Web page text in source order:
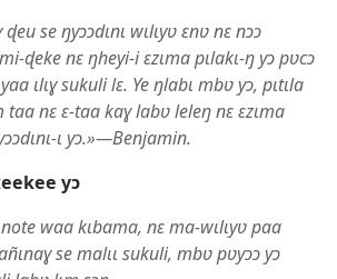
ɖeu se ŋyɔɔdɩnɩ wɩlɩyʋ ɛnʋ nɛ nɔɔ
ɖeke nɛ ŋheyi-i ɛzɩma pɩlakɩ-ŋ yɔ pʋcɔ
ɩlɩɣ sukuli lɛ. Ye ŋlabɩ mbʋ yɔ, pɩtɩla
taa nɛ ɛ-taa kaɣ labʋ leleŋ nɛ ɛzɩma
ɩ yɔ.»—Benjamin.
yɔ
waa kɩbama, nɛ ma-wɩlɩyʋ paa
se malɩɩ sukuli, mbʋ pʋyɔɔ yɔ